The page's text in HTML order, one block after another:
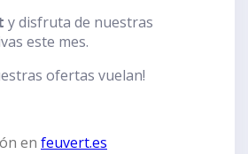
y disfruta de nuestras
este mes.
ofertas vuelan!
en feuvert.es